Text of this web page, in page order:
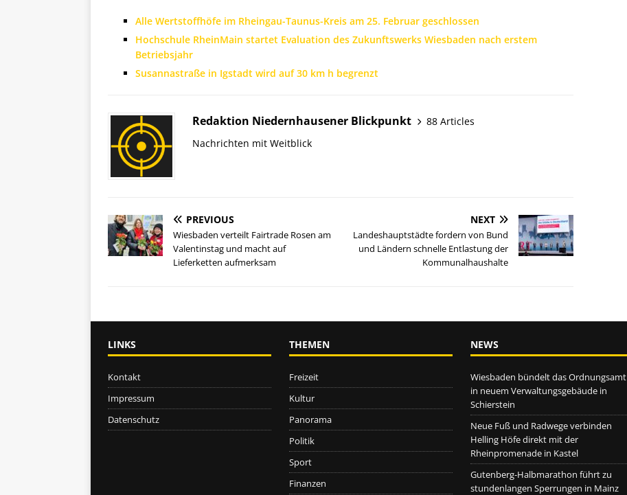
Alle Wertstoffhöfe im Rheingau-Taunus-Kreis am 25. Februar geschlossen
Hochschule RheinMain startet Evaluation des Zukunftswerks Wiesbaden nach erstem
Betriebsjahr
Susannastraße in Igstadt wird auf 30 km h begrenzt
Redaktion Niedernhausener Blickpunkt
88 Articles
Nachrichten mit Weitblick
PREVIOUS
Wiesbaden verteilt Fairtrade Rosen am
Valentinstag und macht auf
Lieferketten aufmerksam
NEXT
Landeshauptstädte fordern von Bund
und Ländern schnelle Entlastung der
Kommunalhaushalte
LINKS
Kontakt
Impressum
Datenschutz
THEMEN
Freizeit
Kultur
Panorama
Politik
Sport
Finanzen
NEWS
Wiesbaden bündelt das Ordnungsamt
in neuem Verwaltungsgebäude in
Schierstein
Neue Fuß und Radwege verbinden
Helling Höfe direkt mit der
Rheinpromenade in Kastel
Gutenberg-Halbmarathon führt zu
stundenlangen Sperrungen in Mainz